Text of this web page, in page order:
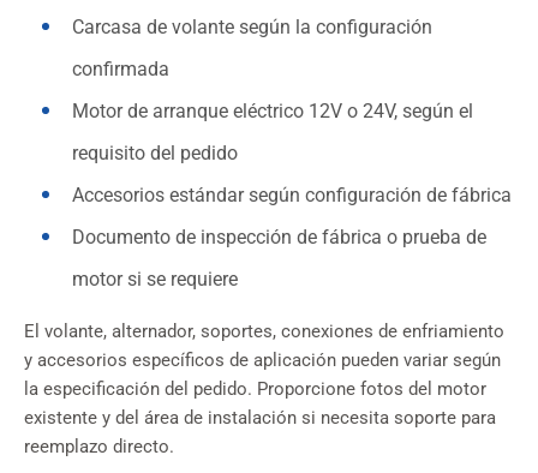
Carcasa de volante según la configuración
confirmada
Motor de arranque eléctrico 12V o 24V, según el
requisito del pedido
Accesorios estándar según configuración de fábrica
Documento de inspección de fábrica o prueba de
motor si se requiere
El volante, alternador, soportes, conexiones de enfriamiento
y accesorios específicos de aplicación pueden variar según
la especificación del pedido. Proporcione fotos del motor
existente y del área de instalación si necesita soporte para
reemplazo directo.